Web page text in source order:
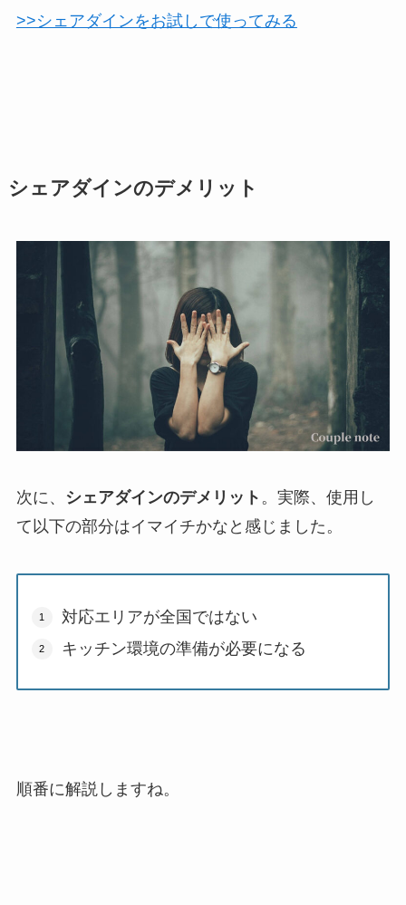
>>シェアダインをお試しで使ってみる
シェアダインのデメリット
次に、 シェアダインのデメリット 。実際、使用し
て以下の部分はイマイチかなと感じました。
対応エリアが全国ではない
キッチン環境の準備が必要になる
順番に解説しますね。